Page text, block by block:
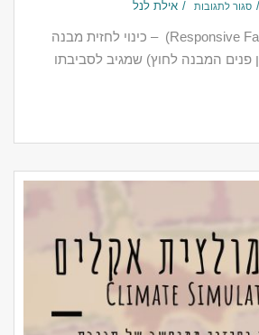
סגור לתגובות אילת לנל
‎׳חזית מגיבה׳ (Responsive Facade) – כינוי לחזית מבנה
פנים המבנה לחוץ) שמגיב לסביבתו